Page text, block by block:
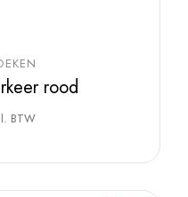
rood
BTW